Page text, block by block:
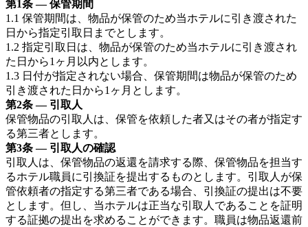
第1条 — 保管期間
1.1 保管期間は、物品が保管のため当ホテルに引き渡された
日から指定引取日までとします。
1.2 指定引取日は、物品が保管のため当ホテルに引き渡され
た日から1ヶ月以内とします。
1.3 日付が指定されない場合、保管期間は物品が保管のため
引き渡された日から1ヶ月とします。
第2条 — 引取人
保管物品の引取人は、保管を依頼した者又はその者が指定す
る第三者とします。
第3条 — 引取人の確認
引取人は、保管物品の返還を請求する際、保管物品を担当す
るホテル職員に引換証を提出するものとします。引取人が保
管依頼者の指定する第三者である場合、引換証の提出は不要
とします。但し、当ホテルは正当な引取人であることを証明
する証拠の提出を求めることができます。職員は物品返還前